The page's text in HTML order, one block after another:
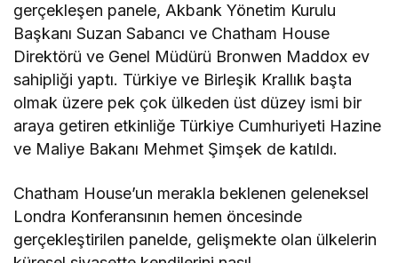
gerçekleşen panele, Akbank Yönetim Kurulu
Başkanı Suzan Sabancı ve Chatham House
Direktörü ve Genel Müdürü Bronwen Maddox ev
sahipliği yaptı. Türkiye ve Birleşik Krallık başta
olmak üzere pek çok ülkeden üst düzey ismi bir
araya getiren etkinliğe Türkiye Cumhuriyeti Hazine
ve Maliye Bakanı Mehmet Şimşek de katıldı.
Chatham House’un merakla beklenen geleneksel
Londra Konferansının hemen öncesinde
gerçekleştirilen panelde, gelişmekte olan ülkelerin